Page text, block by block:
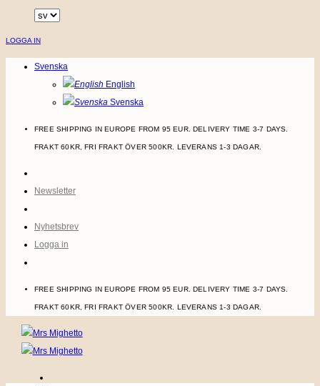
LOGGA IN
Svenska
English
Svenska
FREE SHIPPING IN EUROPE FROM 95 EUR. DELIVERY TIME 3-7 DAYS.
FRAKT 60KR, FRI FRAKT ÖVER 500KR. LEVERANS 1-3 DAGAR.
Newsletter
Nyhetsbrev
Logga in
FREE SHIPPING IN EUROPE FROM 95 EUR. DELIVERY TIME 3-7 DAYS.
FRAKT 60KR, FRI FRAKT ÖVER 500KR. LEVERANS 1-3 DAGAR.